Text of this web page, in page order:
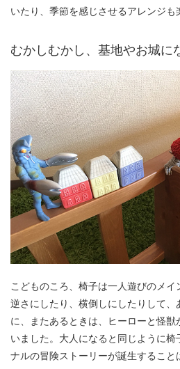
いたり、季節を感じさせるアレンジも
むかしむかし、基地やお城に
こどものころ、椅子は一人遊びのメ
逆さにしたり、横倒しにしたりして
に、またあるときは、ヒーローと怪
いました。大人になると同じように
ナルの冒険ストーリーが誕生すること